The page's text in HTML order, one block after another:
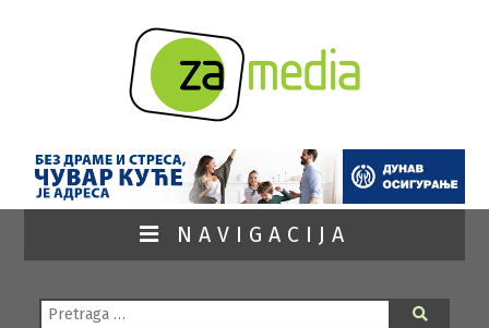
NAVIGACIJA
Pretraga: